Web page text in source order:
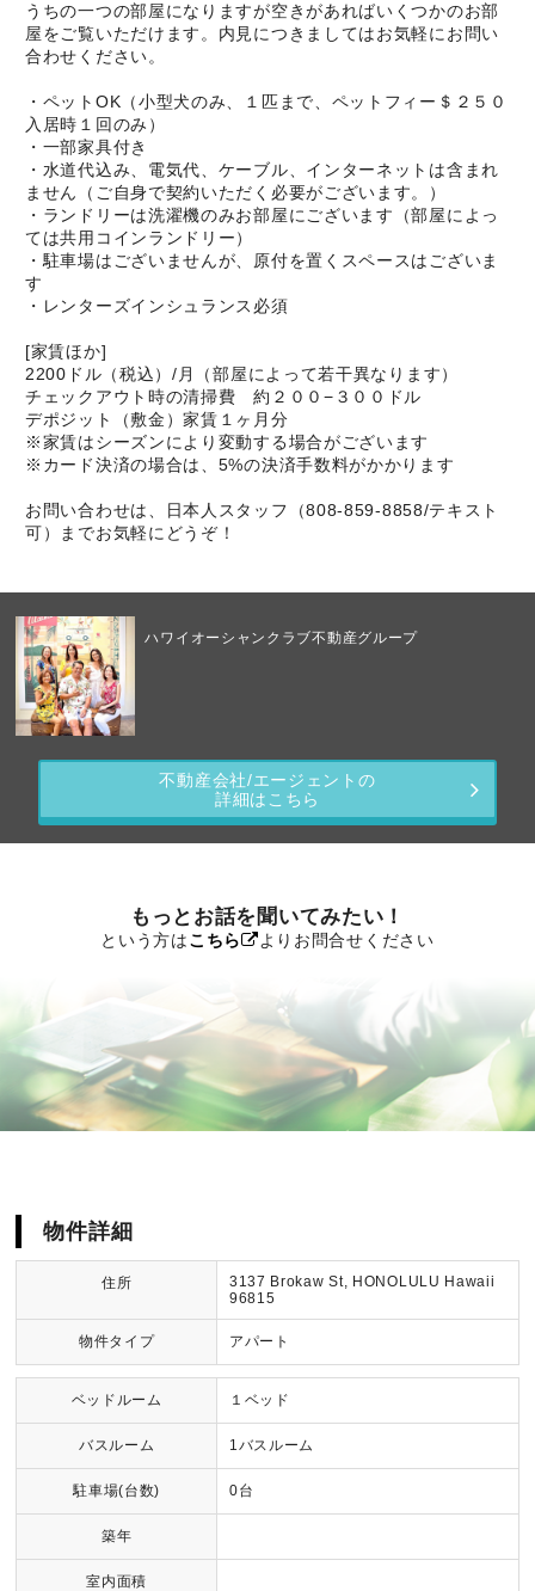
うちの一つの部屋になりますが空きがあればいくつかのお部
屋をご覧いただけます。内見につきましてはお気軽にお問い
合わせください。
・ペットOK（小型犬のみ、１匹まで、ペットフィー＄２５０
入居時１回のみ）
・一部家具付き
・水道代込み、電気代、ケーブル、インターネットは含まれ
ません（ご自身で契約いただく必要がございます。）
・ランドリーは洗濯機のみお部屋にございます（部屋によっ
ては共用コインランドリー）
・駐車場はございませんが、原付を置くスペースはございま
す
・レンターズインシュランス必須
[家賃ほか]
2200ドル（税込）/月（部屋によって若干異なります）
チェックアウト時の清掃費 約２００−３００ドル
デポジット（敷金）家賃１ヶ月分
※家賃はシーズンにより変動する場合がございます
※カード決済の場合は、5%の決済手数料がかかります
お問い合わせは、日本人スタッフ（808-859-8858/テキスト
可）までお気軽にどうぞ！
ハワイオーシャンクラブ不動産グループ
不動産会社/エージェントの
詳細はこちら
もっとお話を聞いてみたい！
という方はこちら よりお問合せください
物件詳細
住所
3137 Brokaw St, HONOLULU Hawaii
96815
物件タイプ アパート
ベッドルーム １ベッド
バスルーム 1バスルーム
駐車場(台数) 0台
築年
室内面積